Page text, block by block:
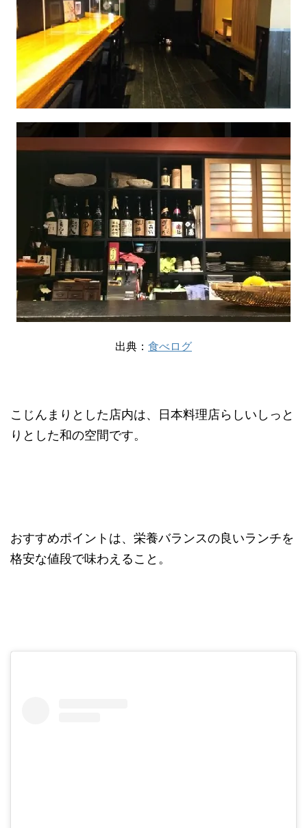
出典： 食べログ
こじんまりとした店内は、日本料理店らしいしっと
りとした和の空間です。
おすすめポイントは、栄養バランスの良いランチを
格安な値段で味わえること。